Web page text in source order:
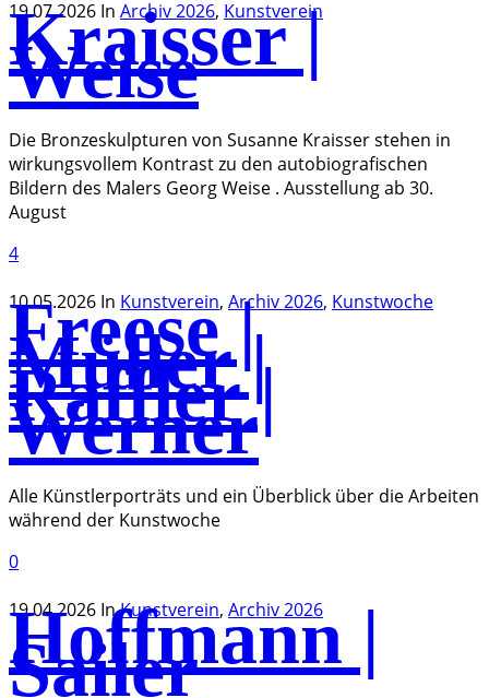
19.07.2026 In Archiv 2026, Kunstverein
Kraisser |
Weise
Die Bronzeskulpturen von Susanne Kraisser stehen in
wirkungsvollem Kontrast zu den autobiografischen
Bildern des Malers Georg Weise . Ausstellung ab 30.
August
4
10.05.2026 In Kunstverein, Archiv 2026, Kunstwoche
Freese |
Müller |
Raffler |
Werner
Alle Künstlerporträts und ein Überblick über die Arbeiten
während der Kunstwoche
0
19.04.2026 InKunstverein, Archiv 2026
Hoffmann |
Sailer